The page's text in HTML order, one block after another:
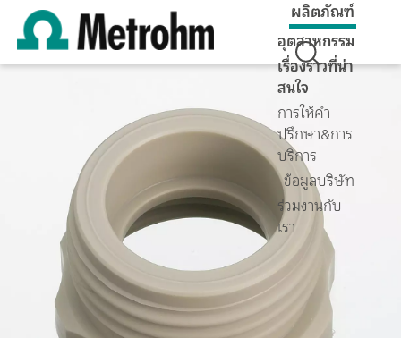
ผลิตภัณฑ์
อุตสาหกรรม
เรื่องราวที่น่า
สนใจ
การให้คำ
ปรึกษา&การ
บริการ
ข้อมูลบริษัท
ร่วมงานกับ
เรา